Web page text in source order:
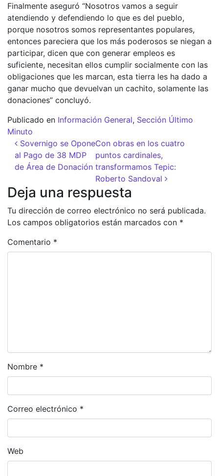
Finalmente aseguró “Nosotros vamos a seguir
atendiendo y defendiendo lo que es del pueblo,
porque nosotros somos representantes populares,
entonces pareciera que los más poderosos se niegan a
participar, dicen que con generar empleos es
suficiente, necesitan ellos cumplir socialmente con las
obligaciones que les marcan, esta tierra les ha dado a
ganar mucho que devuelvan un cachito, solamente las
donaciones” concluyó.
Publicado en Información General, Sección Último
Minuto
Navegación de entradas
Sovernigo se Opone
al Pago de 38 MDP
de Área de Donación
Con obras en los cuatro
puntos cardinales,
transformamos Tepic:
Roberto Sandoval
Deja una respuesta
Tu dirección de correo electrónico no será publicada.
Los campos obligatorios están marcados con *
Comentario *
Nombre *
Correo electrónico *
Web